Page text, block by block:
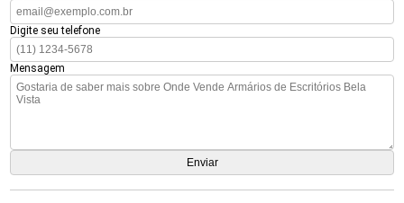
Digite seu telefone
Mensagem